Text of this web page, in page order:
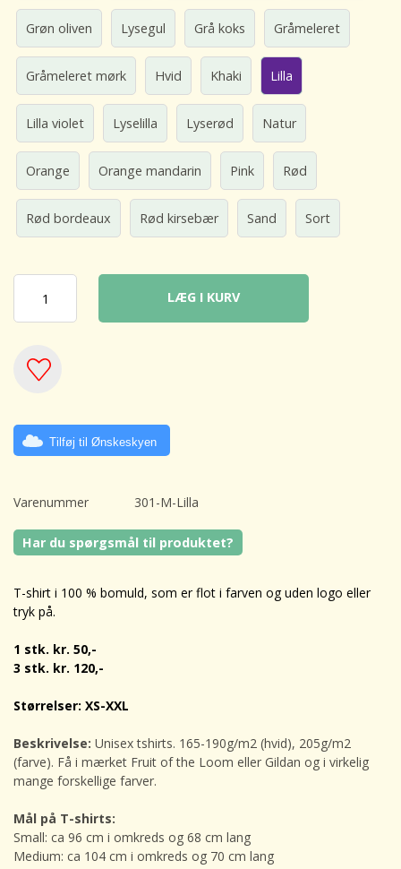
Grøn oliven Lysegul Grå koks Gråmeleret
Gråmeleret mørk Hvid Khaki Lilla
Lilla violet Lyselilla Lyserød Natur
Orange Orange mandarin Pink Rød
Rød bordeaux Rød kirsebær Sand Sort
LÆG I KURV
Tilføj til Ønskeskyen
Varenummer 301-M-Lilla
Har du spørgsmål til produktet?
T-shirt i 100 % bomuld, som er flot i farven og uden logo eller
tryk på.
1 stk. kr. 50,-
3 stk. kr. 120,-
Størrelser: XS-XXL
Beskrivelse: Unisex tshirts. 165-190g/m2 (hvid), 205g/m2
(farve). Få i mærket Fruit of the Loom eller Gildan og i virkelig
mange forskellige farver.
Mål på T-shirts:
Small: ca 96 cm i omkreds og 68 cm lang
Medium: ca 104 cm i omkreds og 70 cm lang